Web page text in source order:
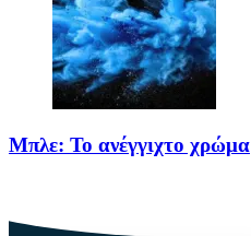
Μπλε: Το ανέγγιχτο χρώμα